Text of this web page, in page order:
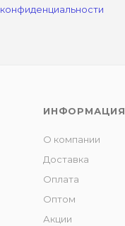
конфиденциальности
ИНФОРМАЦИЯ
О компании
Доставка
Оплата
Оптом
Акции